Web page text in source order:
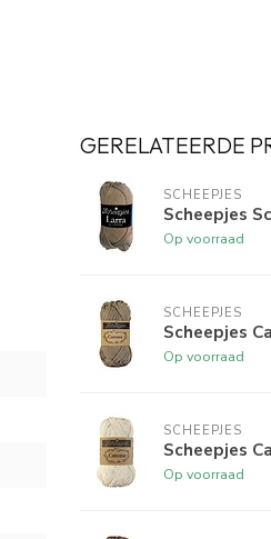
GERELATEERDE
SCHEEPJES
Scheepjes
Op voorraad
SCHEEPJES
Scheepjes
Op voorraad
SCHEEPJES
Scheepjes
Op voorraad